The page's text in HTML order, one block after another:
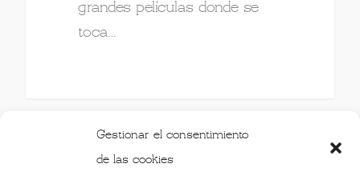
Gestionar el consentimiento
de las cookies
grandes películas donde se
toca…